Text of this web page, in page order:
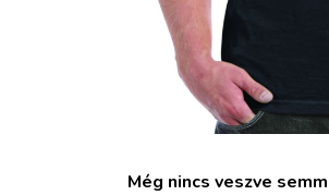
Még nincs veszve